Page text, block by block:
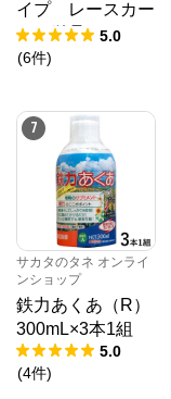
イプ レースカー
テン単品
5.0
(6件)
7
サカタのタネ オンライ
ンショップ
鉄力あくあ（R）
300mL×3本1組
5.0
(4件)